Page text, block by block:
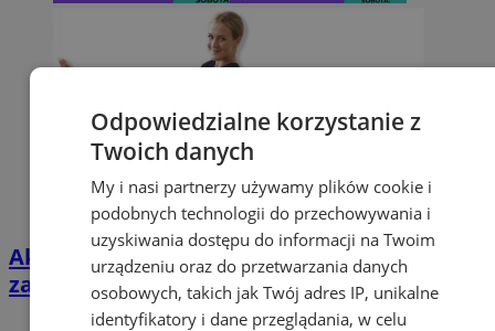
Akrobatyka dla najmłodszych. Nowe
zajęcia w Orzeszu
Odpowiedzialne korzystanie z
Twoich danych
My i nasi partnerzy używamy plików cookie i
podobnych technologii do przechowywania i
uzyskiwania dostępu do informacji na Twoim
urządzeniu oraz do przetwarzania danych
osobowych, takich jak Twój adres IP, unikalne
identyfikatory i dane przeglądania, w celu